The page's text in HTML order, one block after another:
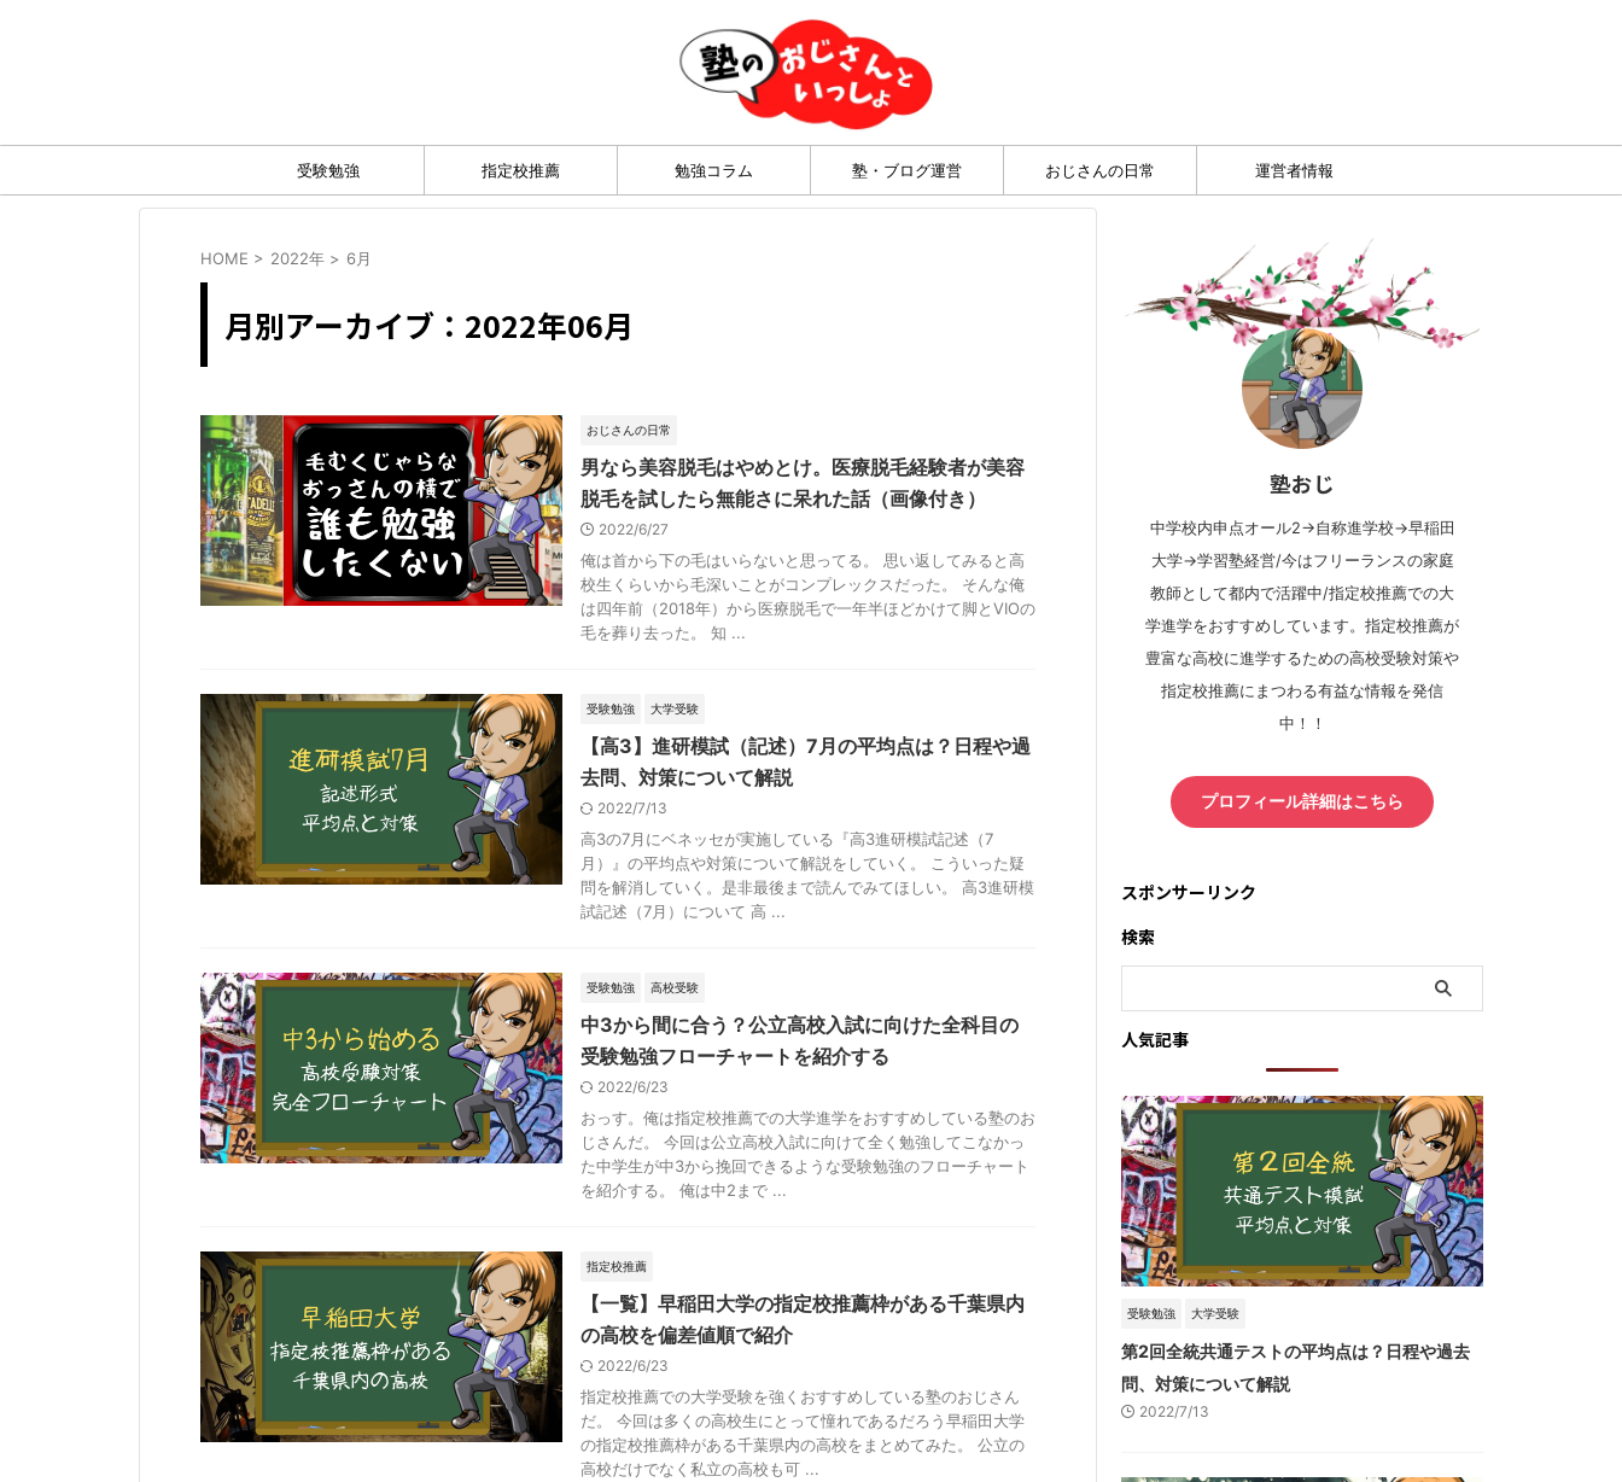
受験勉強 指定校推薦 勉強コラム 塾・ブログ運営 おじさんの日常 運営者情報
HOME > 2022年 > 6月
月別アーカイブ：2022年06月
おじさんの日常
男なら美容脱毛はやめとけ。医療脱毛経験者が美容
脱毛を試したら無能さに呆れた話（画像付き）
2022/6/27
俺は首から下の毛はいらないと思ってる。 思い返してみると高
校生くらいから毛深いことがコンプレックスだった。 そんな俺
は四年前（2018年）から医療脱毛で一年半ほどかけて脚とVIOの
毛を葬り去った。 知 ...
受験勉強 大学受験
【高3】進研模試（記述）7月の平均点は？日程や過
去問、対策について解説
2022/7/13
高3の7月にベネッセが実施している『高3進研模試記述（7
月）』の平均点や対策について解説をしていく。 こういった疑
問を解消していく。是非最後まで読んでみてほしい。 高3進研模
試記述（7月）について 高 ...
受験勉強 高校受験
中3から間に合う？公立高校入試に向けた全科目の
受験勉強フローチャートを紹介する
2022/6/23
おっす。俺は指定校推薦での大学進学をおすすめしている塾のお
じさんだ。 今回は公立高校入試に向けて全く勉強してこなかっ
た中学生が中3から挽回できるような受験勉強のフローチャート
を紹介する。 俺は中2まで ...
指定校推薦
【一覧】早稲田大学の指定校推薦枠がある千葉県内
の高校を偏差値順で紹介
2022/6/23
指定校推薦での大学受験を強くおすすめしている塾のおじさん
だ。 今回は多くの高校生にとって憧れであるだろう早稲田大学
の指定校推薦枠がある千葉県内の高校をまとめてみた。 公立の
高校だけでなく私立の高校も可 ...
塾おじ
中学校内申点オール2→自称進学校→早稲田
大学→学習塾経営/今はフリーランスの家庭
教師として都内で活躍中/指定校推薦での大
学進学をおすすめしています。指定校推薦が
豊富な高校に進学するための高校受験対策や
指定校推薦にまつわる有益な情報を発信
中！！
プロフィール詳細はこちら
スポンサーリンク
検索
人気記事
受験勉強 大学受験
第2回全統共通テストの平均点は？日程や過去
問、対策について解説
2022/7/13